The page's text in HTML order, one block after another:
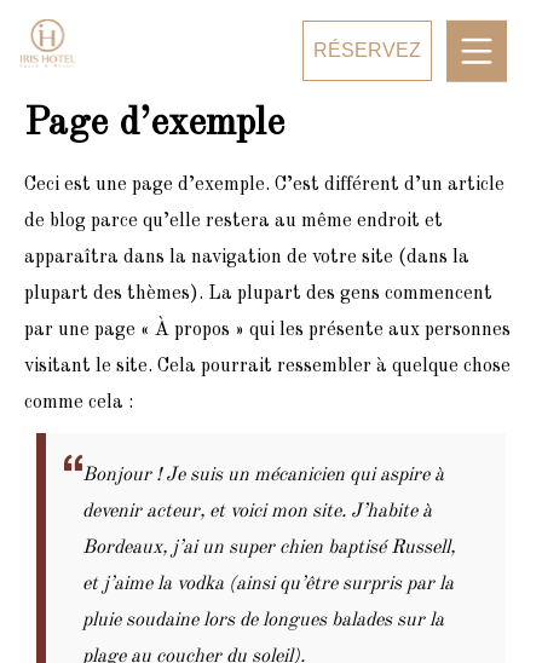
RÉSERVEZ
Page d’exemple
Ceci est une page d’exemple. C’est différent d’un article
de blog parce qu’elle restera au même endroit et
apparaîtra dans la navigation de votre site (dans la
plupart des thèmes). La plupart des gens commencent
par une page « À propos » qui les présente aux personnes
visitant le site. Cela pourrait ressembler à quelque chose
comme cela :
Bonjour ! Je suis un mécanicien qui aspire à
devenir acteur, et voici mon site. J’habite à
Bordeaux, j’ai un super chien baptisé Russell,
et j’aime la vodka (ainsi qu’être surpris par la
pluie soudaine lors de longues balades sur la
plage au coucher du soleil).